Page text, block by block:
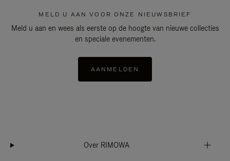
MELD U AAN VOOR ONZE NIEUWSBRIEF
Meld u aan en wees als eerste op de hoogte van nieuwe collecties
en speciale evenementen.
AANMELDEN
Over RIMOWA